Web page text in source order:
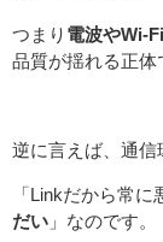
つまり 電波やWi-
品質が揺れる正体
逆に言えば、通信
「Linkだから常に
だい 」なのです。